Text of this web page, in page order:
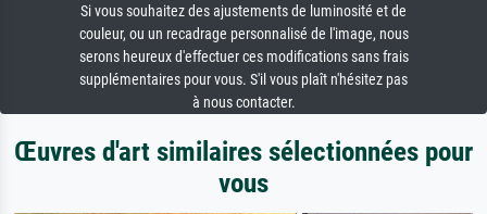
Si vous souhaitez des ajustements de luminosité et de
couleur, ou un recadrage personnalisé de l'image, nous
serons heureux d'effectuer ces modifications sans frais
supplémentaires pour vous. S'il vous plaît n'hésitez pas
à nous contacter.
Œuvres d'art similaires sélectionnées pour
vous